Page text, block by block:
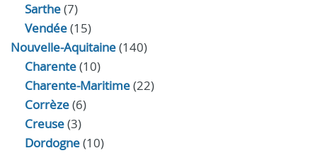
Sarthe(7)
Vendée(15)
Nouvelle-Aquitaine(140)
Charente(10)
Charente-Maritime(22)
Corrèze(6)
Creuse(3)
Dordogne(10)